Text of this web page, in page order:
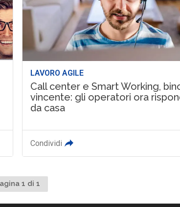
LAVORO AGILE
Call center e Smart Working,
vincente: gli operatori ora
da casa
Condividi
1 di 1